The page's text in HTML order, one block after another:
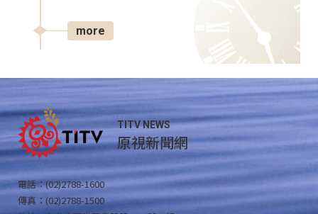
more
TITV NEWS
原視新聞網
電話：(02)2788-1600
傳真：(02)2788-1500